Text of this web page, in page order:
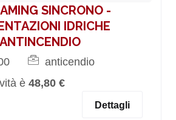
SINCRONO -
IDRICHE
ANTINCENDIO
anticendio
è 48,80 €
Dettagli